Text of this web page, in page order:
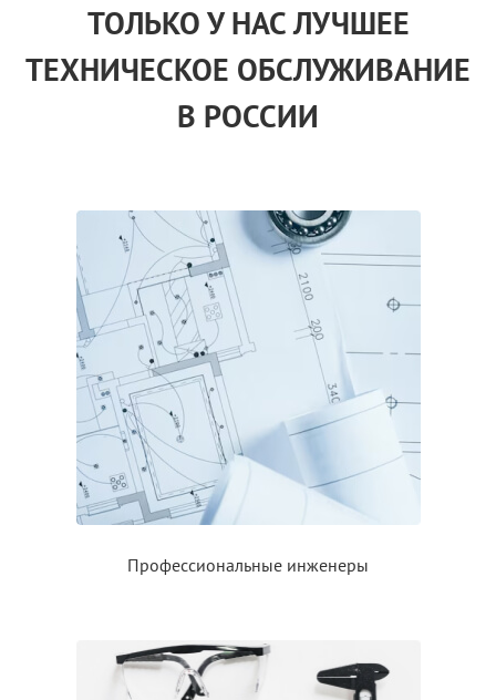
ТОЛЬКОУ НАСЛУЧШЕЕ
ТЕХНИЧЕСКОЕ ОБСЛУЖИВАНИЕ
В РОССИИ
Профессиональные инженеры